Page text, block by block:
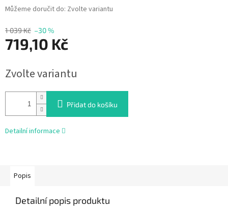
1 039 Kč –30 %
719,10 Kč
cena:
Zvolte variantu
Můžeme doručit do: Zvolte variantu
Přidat do košíku
Detailní informace
Popis
Detailní popis produktu